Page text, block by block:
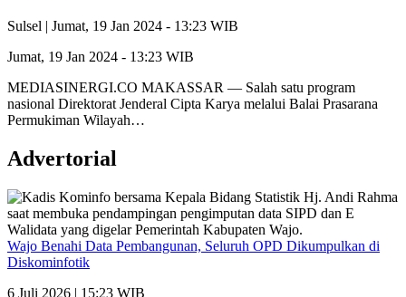
Sulsel | Jumat, 19 Jan 2024 - 13:23 WIB
Jumat, 19 Jan 2024 - 13:23 WIB
MEDIASINERGI.CO MAKASSAR — Salah satu program
nasional Direktorat Jenderal Cipta Karya melalui Balai Prasarana
Permukiman Wilayah…
Advertorial
Wajo Benahi Data Pembangunan, Seluruh OPD Dikumpulkan di
Diskominfotik
6 Juli 2026 | 15:23 WIB